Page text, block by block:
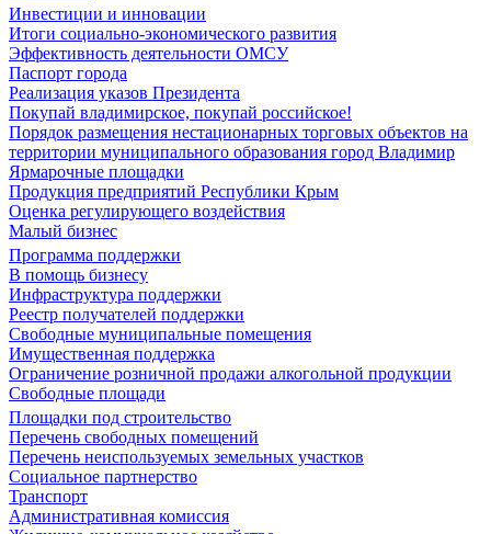
Инвестиции и инновации
Итоги социально-экономического развития
Эффективность деятельности ОМСУ
Паспорт города
Реализация указов Президента
Покупай владимирское, покупай российское!
Порядок размещения нестационарных торговых объектов на
территории муниципального образования город Владимир
Ярмарочные площадки
Продукция предприятий Республики Крым
Оценка регулирующего воздействия
Малый бизнес
Программа поддержки
В помощь бизнесу
Инфраструктура поддержки
Реестр получателей поддержки
Свободные муниципальные помещения
Имущественная поддержка
Ограничение розничной продажи алкогольной продукции
Свободные площади
Площадки под строительство
Перечень свободных помещений
Перечень неиспользуемых земельных участков
Социальное партнерство
Транспорт
Административная комиссия